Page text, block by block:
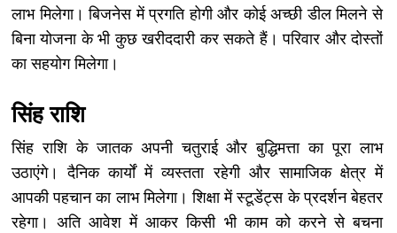
लाभ मिलेगा। बिजनेस में प्रगति होगी और कोई अच्छी डील मिलने से
बिना योजना के भी कुछ खरीददारी कर सकते हैं। परिवार और दोस्तों
का सहयोग मिलेगा।
सिंह राशि
सिंह राशि के जातक अपनी चतुराई और बुद्धिमत्ता का पूरा लाभ
उठाएंगे। दैनिक कार्यों में व्यस्तता रहेगी और सामाजिक क्षेत्र में
आपकी पहचान का लाभ मिलेगा। शिक्षा में स्टूडेंट्स के प्रदर्शन बेहतर
रहेगा। अति आवेश में आकर किसी भी काम को करने से बचना